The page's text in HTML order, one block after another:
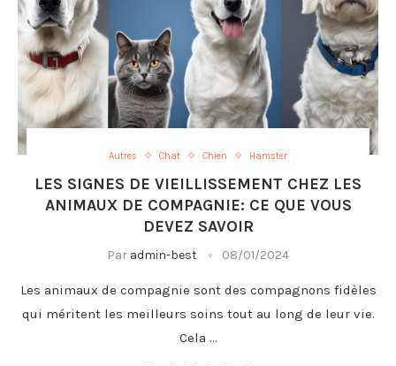
Autres Chat Chien Hamster
LES SIGNES DE VIEILLISSEMENT CHEZ LES
ANIMAUX DE COMPAGNIE: CE QUE VOUS
DEVEZ SAVOIR
Par admin-best 08/01/2024
Les animaux de compagnie sont des compagnons fidèles
qui méritent les meilleurs soins tout au long de leur vie.
Cela …